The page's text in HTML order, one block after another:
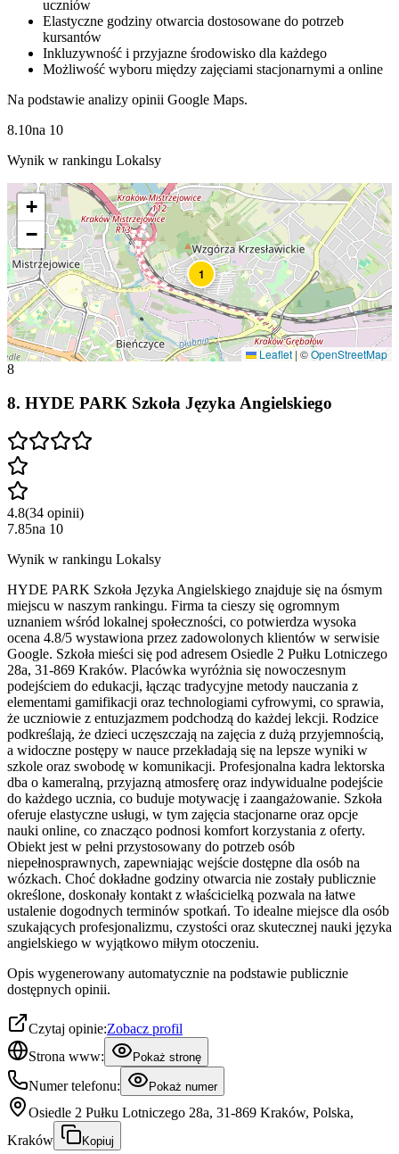
uczniów
Elastyczne godziny otwarcia dostosowane do potrzeb
kursantów
Inkluzywność i przyjazne środowisko dla każdego
Możliwość wyboru między zajęciami stacjonarnymi a online
Na podstawie analizy opinii Google Maps.
8.10na 10
Wynik w rankingu Lokalsy
1
+
−
Leaflet |©OpenStreetMap
8
8. HYDE PARK Szkoła Języka Angielskiego
4.8(34 opinii)
7.85na 10
Wynik w rankingu Lokalsy
HYDE PARK Szkoła Języka Angielskiego znajduje się na ósmym
miejscu w naszym rankingu. Firma ta cieszy się ogromnym
uznaniem wśród lokalnej społeczności, co potwierdza wysoka
ocena 4.8/5 wystawiona przez zadowolonych klientów w serwisie
Google. Szkoła mieści się pod adresem Osiedle 2 Pułku Lotniczego
28a, 31-869 Kraków. Placówka wyróżnia się nowoczesnym
podejściem do edukacji, łącząc tradycyjne metody nauczania z
elementami gamifikacji oraz technologiami cyfrowymi, co sprawia,
że uczniowie z entuzjazmem podchodzą do każdej lekcji. Rodzice
podkreślają, że dzieci uczęszczają na zajęcia z dużą przyjemnością,
a widoczne postępy w nauce przekładają się na lepsze wyniki w
szkole oraz swobodę w komunikacji. Profesjonalna kadra lektorska
dba o kameralną, przyjazną atmosferę oraz indywidualne podejście
do każdego ucznia, co buduje motywację i zaangażowanie. Szkoła
oferuje elastyczne usługi, w tym zajęcia stacjonarne oraz opcje
nauki online, co znacząco podnosi komfort korzystania z oferty.
Obiekt jest w pełni przystosowany do potrzeb osób
niepełnosprawnych, zapewniając wejście dostępne dla osób na
wózkach. Choć dokładne godziny otwarcia nie zostały publicznie
określone, doskonały kontakt z właścicielką pozwala na łatwe
ustalenie dogodnych terminów spotkań. To idealne miejsce dla osób
szukających profesjonalizmu, czystości oraz skutecznej nauki języka
angielskiego w wyjątkowo miłym otoczeniu.
Opis wygenerowany automatycznie na podstawie publicznie
dostępnych opinii.
Czytaj opinie:Zobacz profil
Strona www:
Pokaż stronę
Numer telefonu: Pokaż numer
Osiedle 2 Pułku Lotniczego 28a, 31-869 Kraków, Polska,
Kraków
Kopiuj